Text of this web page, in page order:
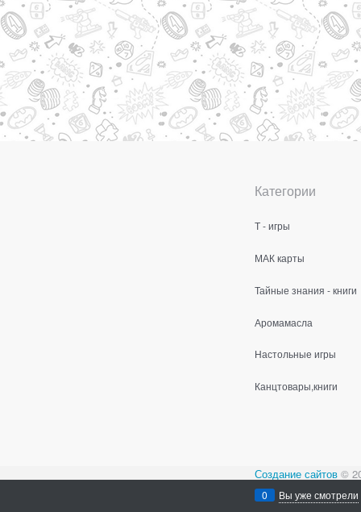
Категории
Т - игры
МАК карты
Тайные знания - книги
Аромамасла
Настольные игры
Канцтовары,книги
Создание сайтов ©
Содержимое сайта
Все права
0 Вы уже смотрели